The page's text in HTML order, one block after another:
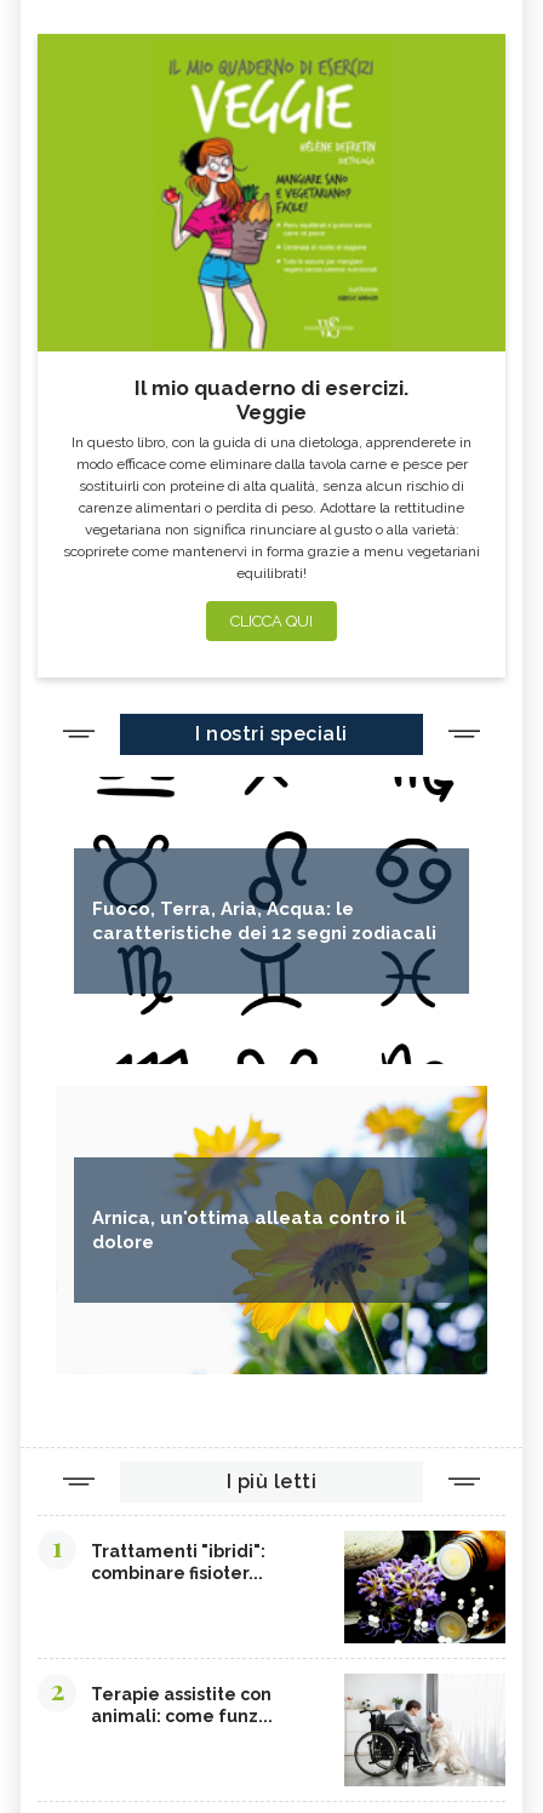
Il mio quaderno di esercizi.
Veggie
In questo libro, con la guida di una dietologa, apprenderete in
modo efficace come eliminare dalla tavola carne e pesce per
sostituirli con proteine di alta qualità, senza alcun rischio di
carenze alimentari o perdita di peso. Adottare la rettitudine
vegetariana non significa rinunciare al gusto o alla varietà:
scoprirete come mantenervi in forma grazie a menu vegetariani
equilibrati!
CLICCA QUI
I nostri speciali
Fuoco, Terra, Aria, Acqua: le
caratteristiche dei 12 segni zodiacali
Arnica, un'ottima alleata contro il
dolore
I più letti
1
Trattamenti "ibridi":
combinare fisioter...
2
Terapie assistite con
animali: come funz...